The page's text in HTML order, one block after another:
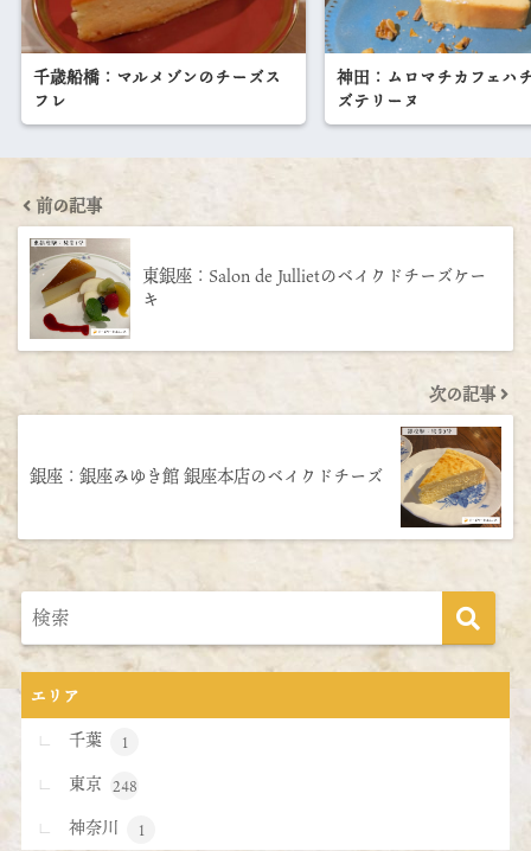
千歳船橋：マルメゾンのチーズス
フレ
神田：ムロマチカフェハ
ズテリーヌ
前の記事
東銀座：Salon de Jullietのベイクドチーズケー
キ
次の記事
銀座：銀座みゆき館 銀座本店のベイクドチーズ
エリア
千葉
1
東京 248
神奈川 1